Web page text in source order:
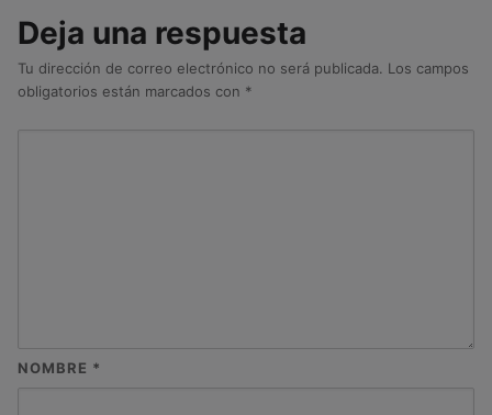
Deja una respuesta
Tu dirección de correo electrónico no será publicada. Los campos
obligatorios están marcados con *
NOMBRE *